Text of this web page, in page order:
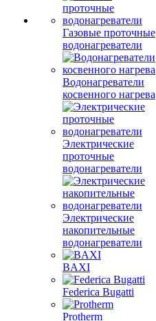
Газовые проточные
водонагреватели
Водонагреватели
косвенного нагрева
Электрические
проточные
водонагреватели
Электрические
накопительные
водонагреватели
BAXI
Federica Bugatti
Protherm